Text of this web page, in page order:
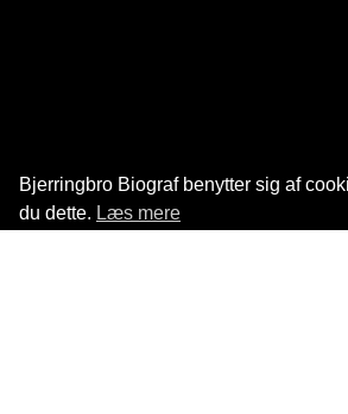
Bjerringbro Biograf benytter sig af
du dette. Læs mere